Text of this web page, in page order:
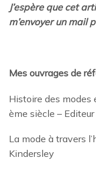
J’espère que cet
m’envoyer un mail
Mes ouvrages de
Histoire des modes
ème siècle –
La mode à travers
Kindersley